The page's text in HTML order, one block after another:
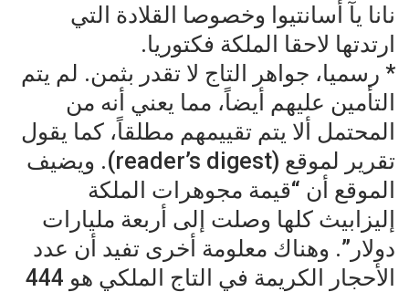
نانا يآ أسانتيوا وخصوصا القلادة التي
ارتدتها لاحقا الملكة فكتوريا.
* رسميا، جواهر التاج لا تقدر بثمن. لم يتم
التأمين عليهم أيضاً، مما يعني أنه من
المحتمل ألا يتم تقييمهم مطلقاً، كما يقول
تقرير لموقع (reader’s digest). ويضيف
الموقع أن “قيمة مجوهرات الملكة
‎إليزابيث كلها وصلت إلى أربعة مليارات
دولار”. وهناك معلومة أخرى تفيد أن عدد
الأحجار الكريمة في التاج الملكي هو 444